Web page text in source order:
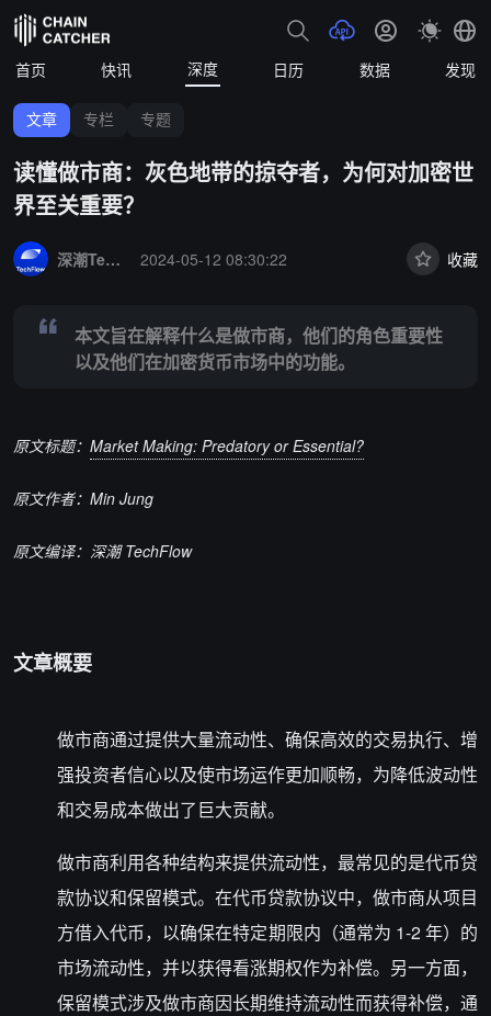
首页 快讯 深度 日历 数据 发现
文章 专栏 专题
读懂做市商：灰色地带的掠夺者，为何对加密世
界至关重要？
深潮TechFlow
2024-05-12 08:30:22 收藏
本文旨在解释什么是做市商，他们的角色重要性
以及他们在加密货币市场中的功能。
原文标题： Market Making: Predatory or Essential?
原文作者：Min Jung
原文编译：深潮 TechFlow
文章概要
做市商通过提供大量流动性、确保高效的交易执行、增
强投资者信心以及使市场运作更加顺畅，为降低波动性
和交易成本做出了巨大贡献。
做市商利用各种结构来提供流动性，最常见的是代币贷
款协议和保留模式。在代币贷款协议中，做市商从项目
方借入代币，以确保在特定期限内（通常为 1-2 年）的
市场流动性，并以获得看涨期权作为补偿。另一方面，
保留模式涉及做市商因长期维持流动性而获得补偿，通